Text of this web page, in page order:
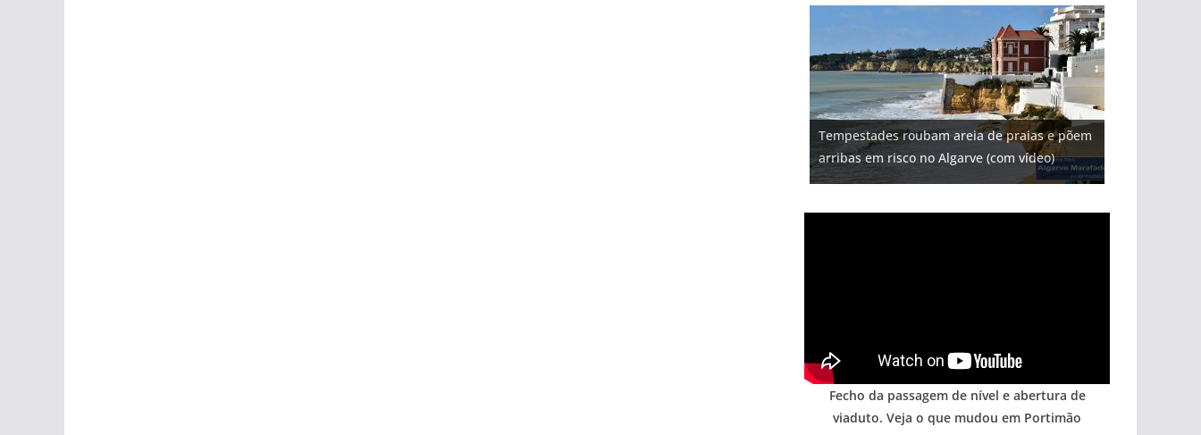
Tempestades roubam areia de praias e põem
arribas em risco no Algarve (com vídeo)
Milagre da água. Fontes emblemáticas do
Algarve voltam a ter vida (com vídeo)
Projeto milionário: investimento de 108
milhões de euros na construção de dois
hotéis (com vídeo)
Tapas do mar a 3 euros cada. Nova rota
gastronómica nasce no Algarve
Foto do dia: uma cidade algarvia que cresceu
entre redes e fábricas
Fecho da passagem de nível e abertura de
viaduto. Veja o que mudou em Portimão